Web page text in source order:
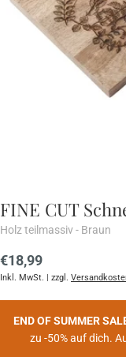
FINE CUT
Holz teilmassiv - Braun
Regulärer
Preis
€18,99
Inkl. MwSt. | zzgl.
END OF SUMMER
zu -50% auf dich.